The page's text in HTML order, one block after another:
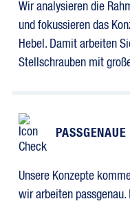
Wir analysieren die
und fokussieren das
Hebel. Damit arbeiten
Stellschrauben mit
Unsere Konzepte
wir arbeiten passgenau.